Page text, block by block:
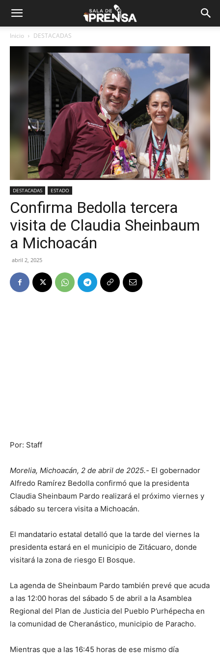
Inicio DESTACADAS
DESTACADAS ESTADO
Confirma Bedolla tercera
visita de Claudia Sheinbaum
a Michoacán
abril 2, 2025
Por: Staff
Morelia, Michoacán, 2 de abril de 2025.- El gobernador
Alfredo Ramírez Bedolla confirmó que la presidenta
Claudia Sheinbaum Pardo realizará el próximo viernes y
sábado su tercera visita a Michoacán.
El mandatario estatal detalló que la tarde del viernes la
presidenta estará en el municipio de Zitácuaro, donde
visitará la zona de riesgo El Bosque.
La agenda de Sheinbaum Pardo también prevé que acuda
a las 12:00 horas del sábado 5 de abril a la Asamblea
Regional del Plan de Justicia del Pueblo P’urhépecha en
la comunidad de Cheranástico, municipio de Paracho.
Mientras que a las 16:45 horas de ese mismo día